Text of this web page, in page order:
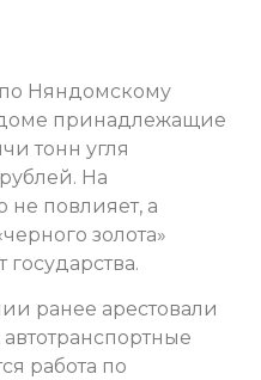
Няндомскому
принадлежащие
тонн угля
На
повлияет, а
золота»
ранее арестовали
работа по